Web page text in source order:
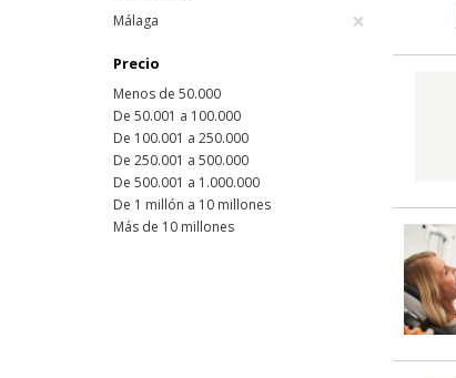
Málaga ×
Precio
Menos de 50.000
De 50.001 a 100.000
De 100.001 a 250.000
De 250.001 a 500.000
De 500.001 a 1.000.000
De 1 millón a 10 millones
Más de 10 millones